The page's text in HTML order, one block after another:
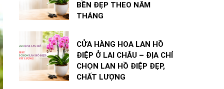
BỀN ĐẸP THEO NĂM
THÁNG
CỬA HÀNG HOA LAN HỒ
ĐIỆP Ở LAI CHÂU – ĐỊA CHỈ
CHỌN LAN HỒ ĐIỆP ĐẸP,
CHẤT LƯỢNG